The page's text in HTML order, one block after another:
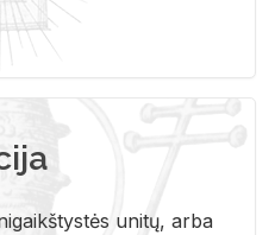
unitų, arba